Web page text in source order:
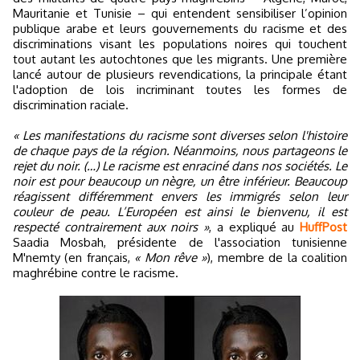
Mauritanie et Tunisie – qui entendent sensibiliser l’opinion
publique arabe et leurs gouvernements du racisme et des
discriminations visant les populations noires qui touchent
tout autant les autochtones que les migrants. Une première
lancé autour de plusieurs revendications, la principale étant
l'adoption de lois incriminant toutes les formes de
discrimination raciale.
« Les manifestations du racisme sont diverses selon l'histoire
de chaque pays de la région. Néanmoins, nous partageons le
rejet du noir. (…) Le racisme est enraciné dans nos sociétés. Le
noir est pour beaucoup un nègre, un être inférieur. Beaucoup
réagissent différemment envers les immigrés selon leur
couleur de peau. L’Européen est ainsi le bienvenu, il est
respecté contrairement aux noirs », a expliqué au HuffPost
Saadia Mosbah, présidente de l'association tunisienne
M'nemty (en français, « Mon rêve »), membre de la coalition
maghrébine contre le racisme.